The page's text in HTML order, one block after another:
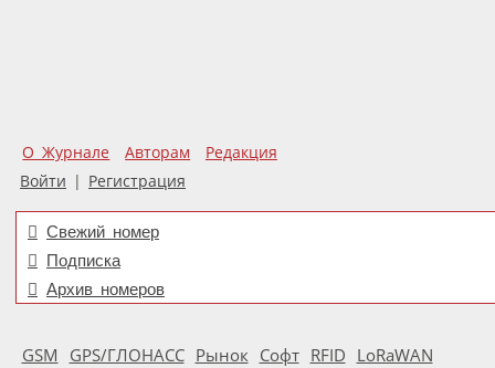
О Журнале Авторам
Редакция
Войти | Регистрация
Свежий номер
Подписка
Архив номеров
GSM GPS/ГЛОНАСС Рынок Софт RFID LoRaWAN